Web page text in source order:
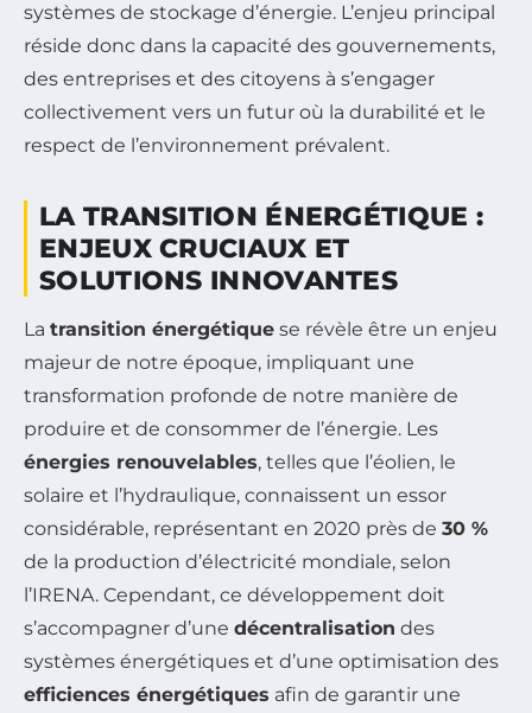
systèmes de stockage d’énergie. L’enjeu principal
réside donc dans la capacité des gouvernements,
des entreprises et des citoyens à s’engager
collectivement vers un futur où la durabilité et le
respect de l’environnement prévalent.
LA TRANSITION ÉNERGÉTIQUE :
ENJEUX CRUCIAUX ET
SOLUTIONS INNOVANTES
La transition énergétique se révèle être un enjeu
majeur de notre époque, impliquant une
transformation profonde de notre manière de
produire et de consommer de l’énergie. Les
énergies renouvelables, telles que l’éolien, le
solaire et l’hydraulique, connaissent un essor
considérable, représentant en 2020 près de 30 %
de la production d’électricité mondiale, selon
l’IRENA. Cependant, ce développement doit
s’accompagner d’une décentralisation des
systèmes énergétiques et d’une optimisation des
efficiences énergétiques afin de garantir une